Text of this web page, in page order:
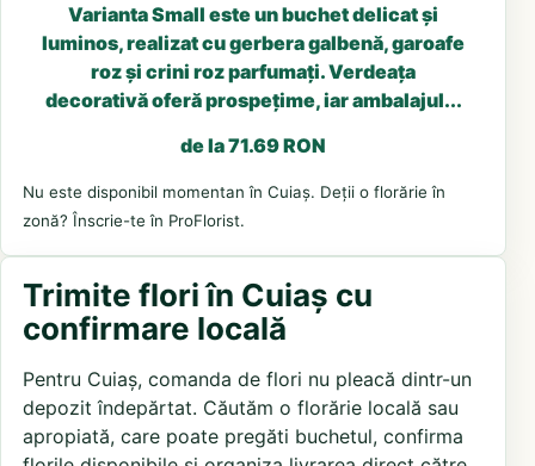
Varianta Small este un buchet delicat și
luminos, realizat cu gerbera galbenă, garoafe
roz și crini roz parfumați. Verdeața
decorativă oferă prospețime, iar ambalajul...
de la 71.69 RON
Nu este disponibil momentan în Cuiaș. Deții o florărie în
zonă? Înscrie-te în ProFlorist.
Trimite flori în Cuiaș cu
confirmare locală
Pentru Cuiaș, comanda de flori nu pleacă dintr-un
depozit îndepărtat. Căutăm o florărie locală sau
apropiată, care poate pregăti buchetul, confirma